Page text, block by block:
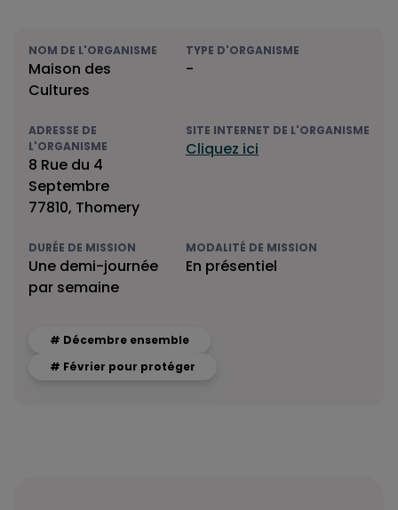
NOM DE L'ORGANISME
Maison des
Cultures
TYPE D'ORGANISME
-
ADRESSE DE
L'ORGANISME
8 Rue du 4
Septembre
77810, Thomery
SITE INTERNET DE L'ORGANISME
Cliquez ici
DURÉE DE MISSION
Une demi-journée
par semaine
MODALITÉ DE MISSION
En présentiel
# Décembre ensemble
# Février pour protéger